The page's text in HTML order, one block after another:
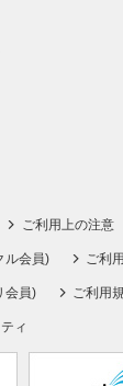
ご利用上の注意
ル会員) ご利
会員) ご利用
ィ